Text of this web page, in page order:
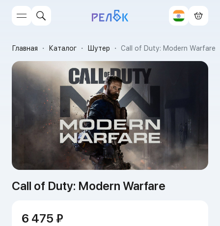
Главная ・ Каталог ・ Шутер ・ Call of Duty: Modern Warfare
Call of Duty: Modern Warfare
6 475 ₽